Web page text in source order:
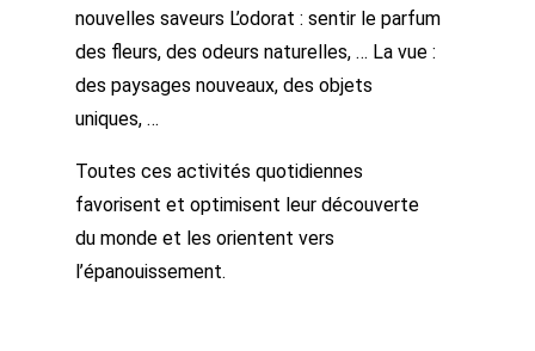
nouvelles saveurs L’odorat : sentir le parfum
des fleurs, des odeurs naturelles, … La vue :
des paysages nouveaux, des objets
uniques, …
Toutes ces activités quotidiennes
favorisent et optimisent leur découverte
du monde et les orientent vers
l’épanouissement.